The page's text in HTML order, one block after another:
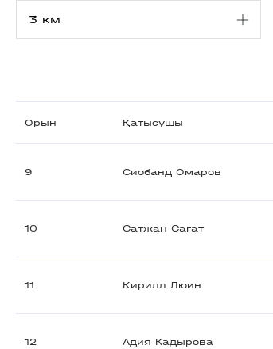
Орын Қатысушы
9 Сиобанд Омаров
10 Сатжан Сагат
11 Кирилл Люин
12 Адия Кадырова